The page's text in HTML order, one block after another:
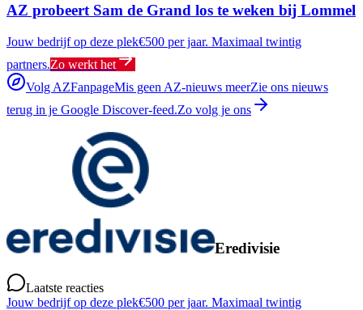
AZ probeert Sam de Grand los te weken bij Lommel
Jouw bedrijf op deze plek€500 per jaar. Maximaal twintig
partners.Zo werkt het
Volg AZFanpageMis geen AZ-nieuws meerZie ons nieuws
terug in je Google Discover-feed.Zo volg je ons
Eredivisie
Laatste reacties
Jouw bedrijf op deze plek€500 per jaar. Maximaal twintig